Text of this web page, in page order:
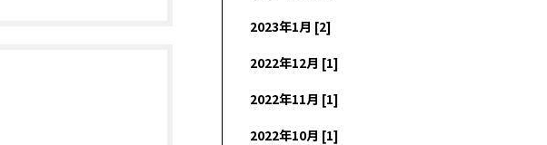
2023年1月 [2]
2022年12月 [1]
2022年11月 [1]
2022年10月 [1]